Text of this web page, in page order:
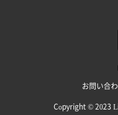
お問い合
Copyright © 2023